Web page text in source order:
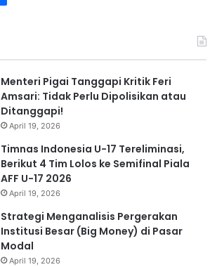
Menteri Pigai Tanggapi Kritik Feri
Amsari: Tidak Perlu Dipolisikan atau
Ditanggapi!
April 19, 2026
Timnas Indonesia U-17 Tereliminasi,
Berikut 4 Tim Lolos ke Semifinal Piala
AFF U-17 2026
April 19, 2026
Strategi Menganalisis Pergerakan
Institusi Besar (Big Money) di Pasar
Modal
April 19, 2026